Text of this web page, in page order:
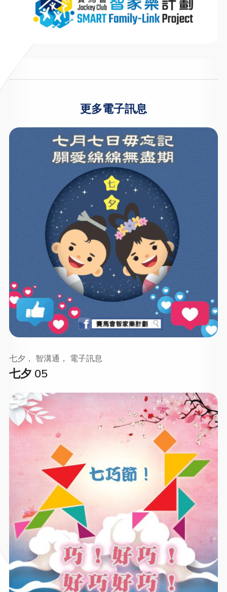
更多電子訊息
七夕 05
七夕， 智溝通， 電子訊息